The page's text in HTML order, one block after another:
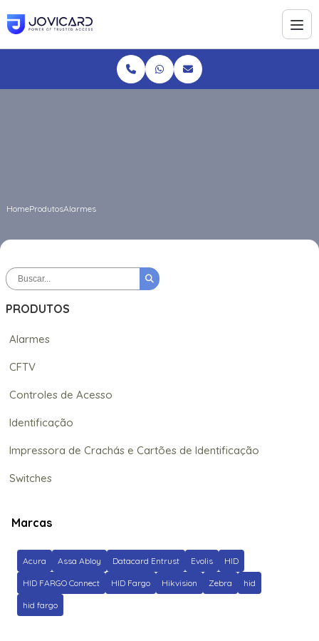
HomeProdutosAlarmes
PRODUTOS
Alarmes
CFTV
Controles de Acesso
Identificação
Impressora de Crachás e Cartões de Identificação
Switches
Marcas
Acura Assa Abloy Datacard Entrust Evolis HID
HID FARGO Connect HID Fargo Hikvision Zebra hid
hid fargo